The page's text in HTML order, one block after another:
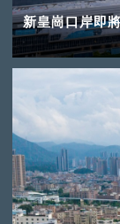
新皇崗口岸即